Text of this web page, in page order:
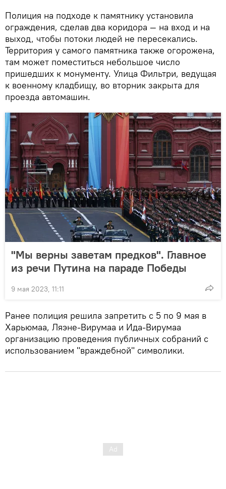
Полиция на подходе к памятнику установила
ограждения, сделав два коридора — на вход и на
выход, чтобы потоки людей не пересекались.
Территория у самого памятника также огорожена,
там может поместиться небольшое число
пришедших к монументу. Улица Фильтри, ведущая
к военному кладбищу, во вторник закрыта для
проезда автомашин.
"Мы верны заветам предков". Главное
из речи Путина на параде Победы
9 мая 2023, 11:11
Ранее полиция решила запретить с 5 по 9 мая в
Харьюмаа, Ляэне-Вирумаа и Ида-Вирумаа
организацию проведения публичных собраний с
использованием "враждебной" символики.